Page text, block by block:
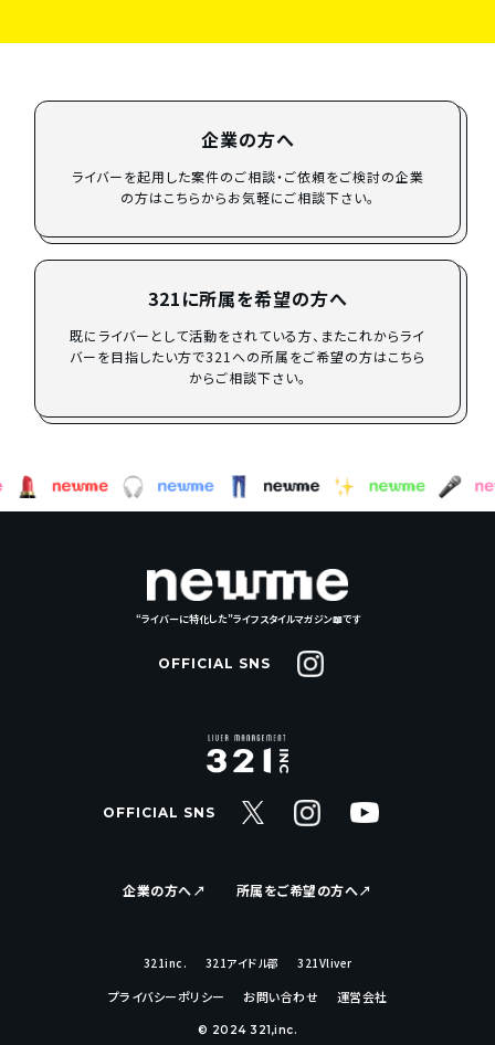
企業の方へ
ライバーを起用した案件のご相談・ご依頼をご検討の企業
の方はこちらからお気軽にご相談下さい。
321に所属を希望の方へ
既にライバーとして活動をされている方、またこれからライ
バーを目指したい方で321への所属をご希望の方はこちら
からご相談下さい。
“ライバーに特化した”ライフスタイルマガジン📖です
OFFICIAL SNS
OFFICIAL SNS
企業の方へ↗︎ 所属をご希望の方へ↗︎
321inc. 321アイドル部 321Vliver
プライバシーポリシー お問い合わせ 運営会社
© 2024 321,inc.